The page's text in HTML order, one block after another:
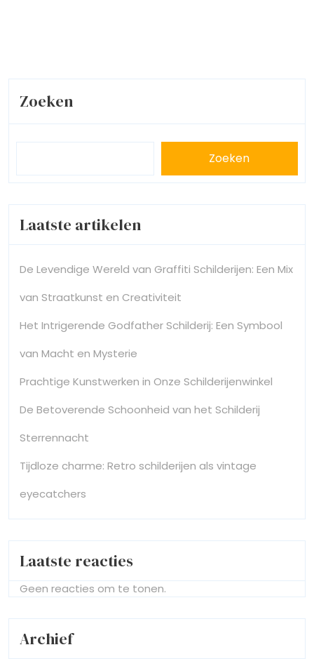
Zoeken
Zoeken
Laatste artikelen
De Levendige Wereld van Graffiti Schilderijen: Een Mix
van Straatkunst en Creativiteit
Het Intrigerende Godfather Schilderij: Een Symbool
van Macht en Mysterie
Prachtige Kunstwerken in Onze Schilderijenwinkel
De Betoverende Schoonheid van het Schilderij
Sterrennacht
Tijdloze charme: Retro schilderijen als vintage
eyecatchers
Laatste reacties
Geen reacties om te tonen.
Archief